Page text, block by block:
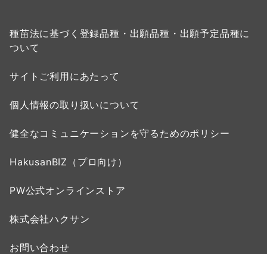
種苗法に基づく登録品種・出願品種・出願予定品種に
ついて
サイトご利用にあたって
個人情報の取り扱いについて
健全なコミュニケーションを守るためのポリシー
HakusanBIZ（プロ向け）
PW公式オンラインストア
株式会社ハクサン
お問い合わせ